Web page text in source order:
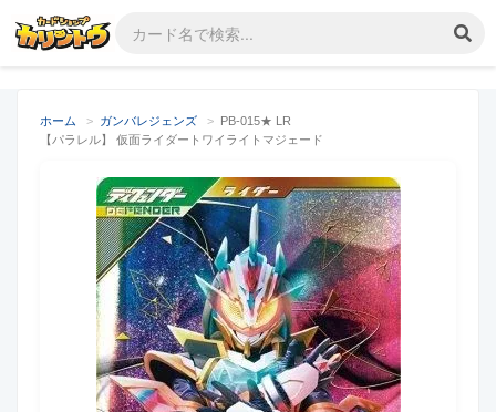
ホーム > ガンバレジェンズ > PB-015★ LR
【パラレル】 仮面ライダートワイライトマジェード